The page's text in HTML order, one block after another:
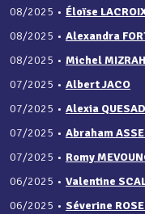
08/2025 • Éloïse
08/2025 • Alexandra
08/2025 • Michel
07/2025 • Albert JACO
07/2025 • Alexia
07/2025 • Abraham
07/2025 • Romy
06/2025 • Valentine
06/2025 • Séverine